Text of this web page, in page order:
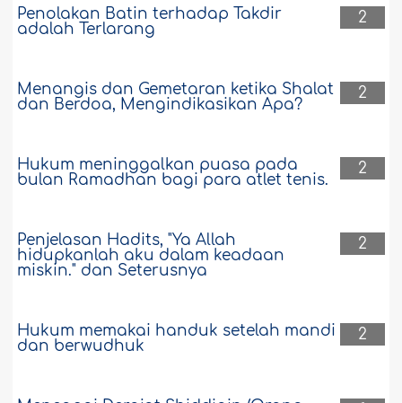
2
Penolakan Batin terhadap Takdir
adalah Terlarang
2
Menangis dan Gemetaran ketika Shalat
dan Berdoa, Mengindikasikan Apa?
2
Hukum meninggalkan puasa pada
bulan Ramadhan bagi para atlet tenis.
2
Penjelasan Hadits, "Ya Allah
hidupkanlah aku dalam keadaan
miskin." dan Seterusnya
2
Hukum memakai handuk setelah mandi
dan berwudhuk